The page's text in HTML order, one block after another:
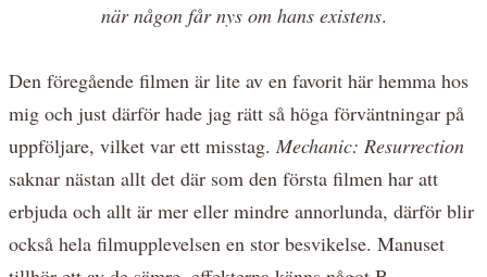
när någon får nys om hans existens.
Den föregående filmen är lite av en favorit här hemma hos
mig och just därför hade jag rätt så höga förväntningar på
uppföljare, vilket var ett misstag. Mechanic: Resurrection
saknar nästan allt det där som den första filmen har att
erbjuda och allt är mer eller mindre annorlunda, därför blir
också hela filmupplevelsen en stor besvikelse. Manuset